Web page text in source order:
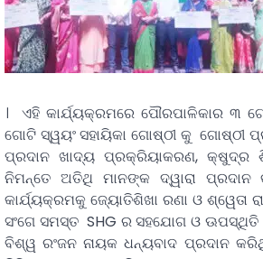
। ଏହି କାର୍ଯ୍ୟକ୍ରମରେ ପୌରପାଳିକାର ୩
ଗୋଟି ସ୍ୱୟଂ ସହାୟିକା ଗୋଷ୍ଠୀ କୁ ଗୋଷ୍ଠୀ
ପ୍ରଦାନ ଖାଦ୍ୟ ପ୍ରକ୍ରିୟାକରଣ, କ୍ଷୁଦ୍ର
ନିମନ୍ତେ ଅତିଥି ମାନଙ୍କ ଦ୍ୱାରା ପ୍ରଦାନ
କାର୍ଯ୍ୟକ୍ରମକୁ ଜ୍ୟୋତିଶିଖା ରଣା ଓ ଶ୍ୱେତା
ସଂଗେ ସମସ୍ତ SHG ର ସହଯୋଗ ଓ ଊପସ୍ଥିତି
ବିଶ୍ୱ ରଂଜନ ନାୟକ ଧନ୍ୟବାଦ ପ୍ରଦାନ